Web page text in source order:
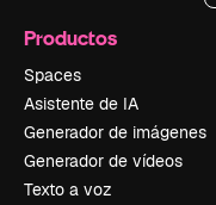
Productos
Spaces
Asistente de IA
Generador de imágenes
Generador de vídeos
Texto a voz